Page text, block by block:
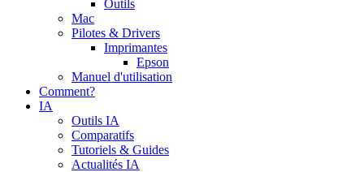
Outils
Mac
Pilotes & Drivers
Imprimantes
Epson
Manuel d'utilisation
Comment?
IA
Outils IA
Comparatifs
Tutoriels & Guides
Actualités IA